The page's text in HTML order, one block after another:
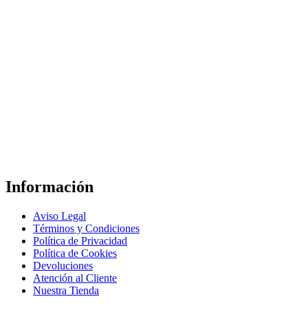
Información
Aviso Legal
Términos y Condiciones
Política de Privacidad
Política de Cookies
Devoluciones
Atención al Cliente
Nuestra Tienda